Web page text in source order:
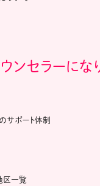
ンセラーにな
サポート体制
区一覧